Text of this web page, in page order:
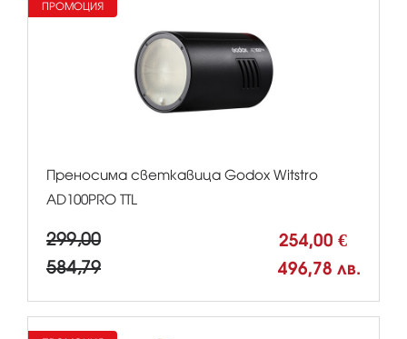
Преносима светкавица Godox Witstro
AD100PRO TTL
299,00 254,00 €
584,79 496,78 лв.
ПРОМОЦИЯ